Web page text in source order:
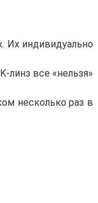
Их индивидуально
линз все «нельзя»
несколько раз в